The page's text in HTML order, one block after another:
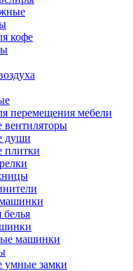
кофе
перемещения мебели
вентиляторы
души
плитки
машинки
умные замки